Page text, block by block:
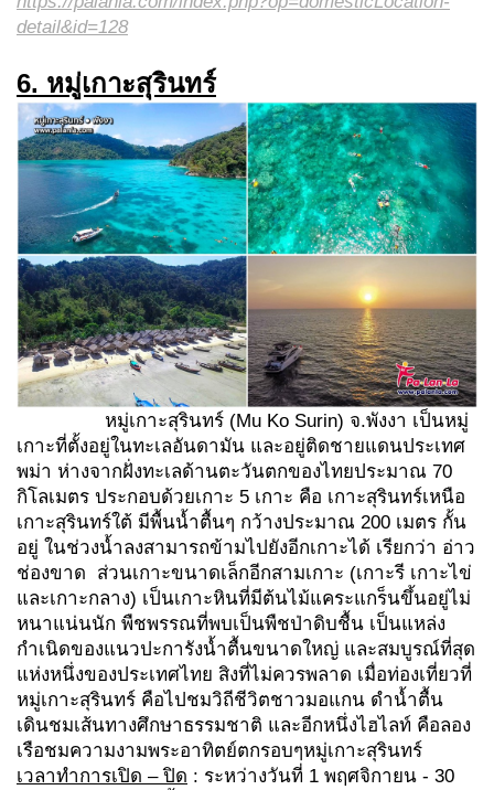
detail&id=128
6. หมู่เกาะสุรินทร์
หมู่เกาะสุรินทร์ (Mu Ko Surin) จ.พังงา เป็นหมู่
เกาะที่ตั้งอยู่ในทะเลอันดามัน และอยู่ติดชายแดนประเทศ
พม่า ห่างจากฝั่งทะเลด้านตะวันตกของไทยประมาณ 70
กิโลเมตร ประกอบด้วยเกาะ 5 เกาะ คือ เกาะสุรินทร์เหนือ
เกาะสุรินทร์ใต้ มีพื้นน้ำตื้นๆ กว้างประมาณ 200 เมตร กั้น
อยู่ ในช่วงน้ำลงสามารถข้ามไปยังอีกเกาะได้ เรียกว่า อ่าว
ช่องขาด ส่วนเกาะขนาดเล็กอีกสามเกาะ (เกาะรี เกาะไข่
และเกาะกลาง) เป็นเกาะหินที่มีต้นไม้แคระแกร็นขึ้นอยู่ไม่
หนาแน่นนัก พืชพรรณที่พบเป็นพืชป่าดิบชื้น เป็นแหล่ง
กำเนิดของแนวปะการังน้ำตื้นขนาดใหญ่ และสมบูรณ์ที่สุด
แห่งหนึ่งของประเทศไทย สิงที่ไม่ควรพลาด เมื่อท่องเที่ยวที่
หมู่เกาะสุรินทร์ คือไปชมวิถีชีวิตชาวมอแกน ดำน้ำตื้น
เดินชมเส้นทางศึกษาธรรมชาติ และอีกหนึ่งไฮไลท์ คือลอง
เรือชมความงามพระอาทิตย์ตกรอบๆหมู่เกาะสุรินทร์
เวลาทำการเปิด – ปิด : ระหว่างวันที่ 1 พฤศจิกายน - 30